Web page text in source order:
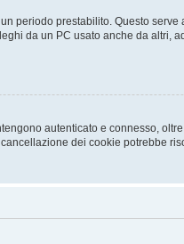
periodo prestabilito. Questo
da un PC usato anche da altri,
autenticato e connesso,
dei cookie potrebbe